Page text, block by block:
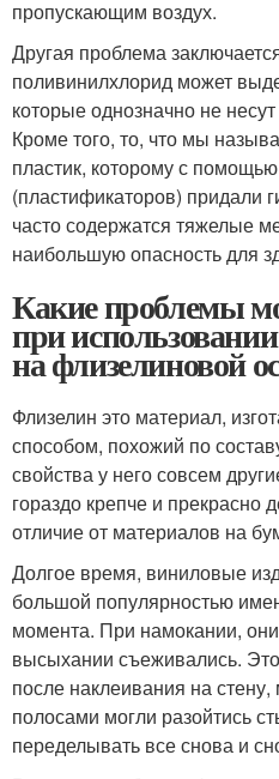
пропускающим воздух.
Другая проблема
поливинилхлорид может
которые однозначно не
Кроме того, то, что мы
пластик, которому с
(пластификаторов) придали
часто содержатся тяжелые
наибольшую опасность для
Какие проблемы
при
на флизелиновой
Флизелин это материал,
способом, похожий по
свойства у него совсем
гораздо крепче и прекрасно
отличие от материалов на
Долгое время, виниловые
большой популярностью
момента. При намокании,
высыхании съеживались.
после наклеивания на
полосами могли разойтись
переделывать все снова и